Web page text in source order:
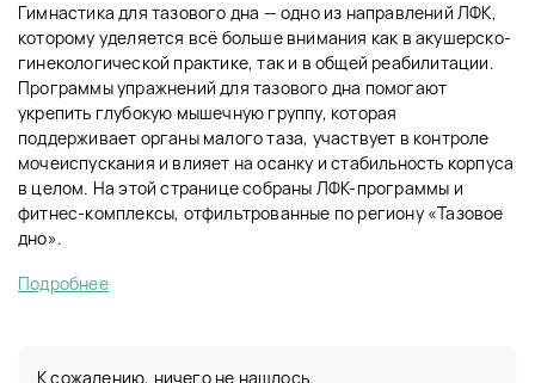
Гимнастика для тазового дна — одно из направлений ЛФК,
которому уделяется всё больше внимания как в акушерско-
гинекологической практике, так и в общей реабилитации.
Программы упражнений для тазового дна помогают
укрепить глубокую мышечную группу, которая
поддерживает органы малого таза, участвует в контроле
мочеиспускания и влияет на осанку и стабильность корпуса
в целом. На этой странице собраны ЛФК-программы и
фитнес-комплексы, отфильтрованные по региону «Тазовое
дно».
Подробнее
К сожалению, ничего не нашлось.